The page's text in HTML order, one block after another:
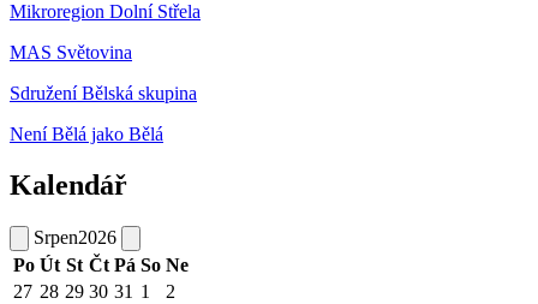
Mikroregion Dolní Střela
MAS Světovina
Sdružení Bělská skupina
Není Bělá jako Bělá
Kalendář
Srpen2026
Po Út St Čt Pá So Ne
27 28 29 30 31 1
2